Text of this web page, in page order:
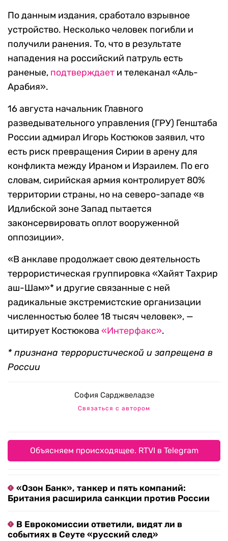
По данным издания, сработало взрывное
устройство. Несколько человек погибли и
получили ранения. То, что в результате
нападения на российский патруль есть
раненые, подтверждает и телеканал «Аль-
Арабия».
16 августа начальник Главного
разведывательного управления (ГРУ) Генштаба
России адмирал Игорь Костюков заявил, что
есть риск превращения Сирии в арену для
конфликта между Ираном и Израилем. По его
словам, сирийская армия контролирует 80%
территории страны, но на северо-западе «в
Идлибской зоне Запад пытается
законсервировать оплот вооруженной
оппозиции».
«В анклаве продолжает свою деятельность
террористическая группировка «Хайят Тахрир
аш-Шам»* и другие связанные с ней
радикальные экстремистские организации
численностью более 18 тысяч человек», —
цитирует Костюкова «Интерфакс».
* признана террористической и запрещена в
России
София Сарджвеладзе
Связаться с автором
Объясняем происходящее. RTVI в Telegram
«Озон Банк», танкер и пять компаний:
Британия расширила санкции против России
В Еврокомиссии ответили, видят ли в
событиях в Сеуте «русский след»